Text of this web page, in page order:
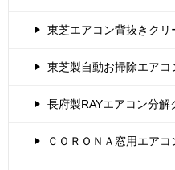
東芝エアコン背抜きクリ
東芝製自動お掃除エア
長府製RAYエアコン分解
ＣＯＲＯＮＡ窓用エアコ